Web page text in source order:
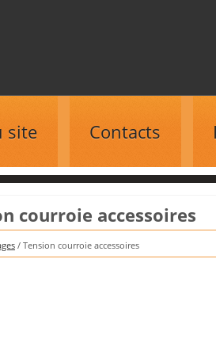
site Contacts
courroie accessoires
/ Tension courroie accessoires